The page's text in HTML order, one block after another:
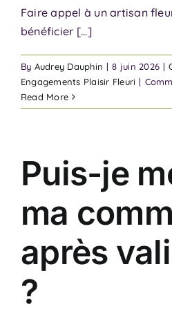
Faire appel à un artisan
bénéficier [...]
By Audrey Dauphin | 8 juin 2026 |
Engagements Plaisir Fleuri |
Read More
Puis-je
ma
après
?